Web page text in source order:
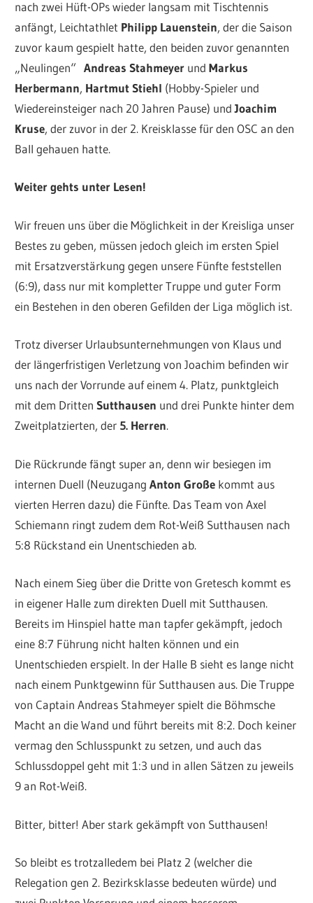
nach zwei Hüft-OPs wieder langsam mit Tischtennis
anfängt, Leichtathlet Philipp Lauenstein, der die Saison
zuvor kaum gespielt hatte, den beiden zuvor genannten
„Neulingen“Andreas Stahmeyer undMarkus
Herbermann, Hartmut Stiehl (Hobby-Spieler und
Wiedereinsteiger nach 20 Jahren Pause) undJoachim
Kruse, der zuvor in der 2. Kreisklasse für den OSC an den
Ball gehauen hatte.
Weiter gehts unter Lesen!
Wir freuen uns über die Möglichkeit in der Kreisliga unser
Bestes zu geben, müssen jedoch gleich im ersten Spiel
mit Ersatzverstärkung gegen unsere Fünfte feststellen
(6:9), dass nur mit kompletter Truppe und guter Form
ein Bestehen in den oberen Gefilden der Liga möglich ist.
Trotz diverser Urlaubsunternehmungen von Klaus und
der längerfristigen Verletzung von Joachim befinden wir
uns nach der Vorrunde auf einem 4. Platz, punktgleich
mit dem DrittenSutthausen und drei Punkte hinter dem
Zweitplatzierten, der 5. Herren.
Die Rückrunde fängt super an, denn wir besiegen im
internen Duell (NeuzugangAnton Große kommt aus
vierten Herren dazu) die Fünfte. Das Team von Axel
Schiemann ringt zudem dem Rot-Weiß Sutthausen nach
5:8 Rückstand ein Unentschieden ab.
Nach einem Sieg über die Dritte von Gretesch kommt es
in eigener Halle zum direkten Duell mit Sutthausen.
Bereits im Hinspiel hatte man tapfer gekämpft, jedoch
eine 8:7 Führung nicht halten können und ein
Unentschieden erspielt. In der Halle B sieht es lange nicht
nach einem Punktgewinn für Sutthausen aus. Die Truppe
von Captain Andreas Stahmeyer spielt die Böhmsche
Macht an die Wand und führt bereits mit 8:2. Doch keiner
vermag den Schlusspunkt zu setzen, und auch das
Schlussdoppel geht mit 1:3 und in allen Sätzen zu jeweils
9 an Rot-Weiß.
Bitter, bitter! Aber stark gekämpft von Sutthausen!
So bleibt es trotzalledem bei Platz 2 (welcher die
Relegation gen 2. Bezirksklasse bedeuten würde) und